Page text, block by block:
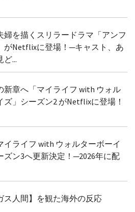
婦を描くスリラードラマ「アンフ
がNetflixに登場！─キャスト、あ
ど...
新章へ「マイライフ with ウォル
ズ」シーズン2 がNetflixに登場！
イライフ with ウォルターボーイ
ズン3へ更新決定！─2026年に配
ス人間】を観た海外の反応